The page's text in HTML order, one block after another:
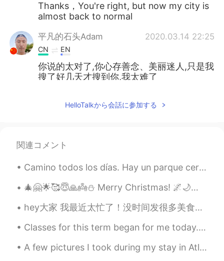
Thanks，You're right, but now my city is
almost back to normal
平凡的石头Adam 2020.03.14 22:25
CN EN
你说的太对了,你心存善念、美丽迷人,只是我
搜了好几天才搜到你,我太难了
EN
CN EN
@李亚美they finally will realize what is
CN EN
I'm proud of being Chinese. Most people
HelloTalkから会話に参加する
関連コメント
Camino todos los días. Hay un parque cerca de mi casa. Es el otoño. Me encanta escuchar la música...
🎄🤗🌟🥰😇🙏👼⛄ Merry Christmas! 🌌🌙🌌✨🌌🌌✨🌌🌌👼🌌 🌨️🎅🤶❄️❄️❄️❄️❄️🌨️☄️❄️ 🦌🦌🦌🦌🦌🌟❄️❄️🌠❄️❄️ ❄️🦌🦌🦌❄️🎄❄️❄️❄️❄️❄️ ❄...
hey大家 我最近太忙了！没时间发很多美食可是我可以给你们看上个周末准备的东西。我弟弟结婚了所以我妈帮他安排婚礼。我得承认，这些甜品和小吃都是我妈自己做的，我没有插手😅😅😂😂 婚礼前亲戚和好朋友...
Classes for this term began for me today. It was a super long and busy day, but I am happy that I...
A few pictures I took during my stay in Atlin, British Columbia. I really enjoyed my stay there. ...